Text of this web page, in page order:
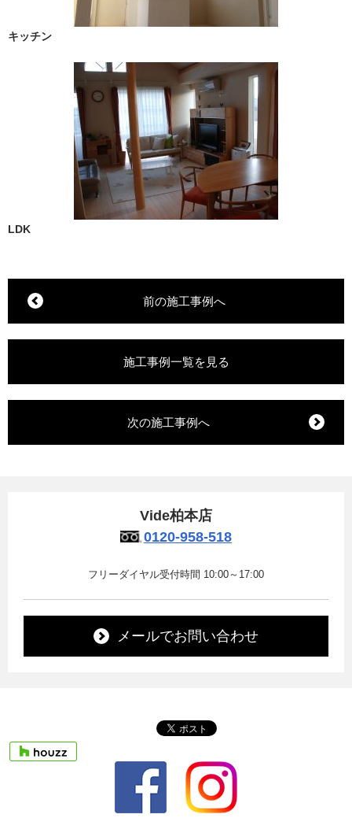
キッチン
LDK
前の施工事例へ
施工事例一覧を見る
次の施工事例へ
Vide柏本店
0120-958-518
フリーダイヤル受付時間 10:00～17:00
メールでお問い合わせ